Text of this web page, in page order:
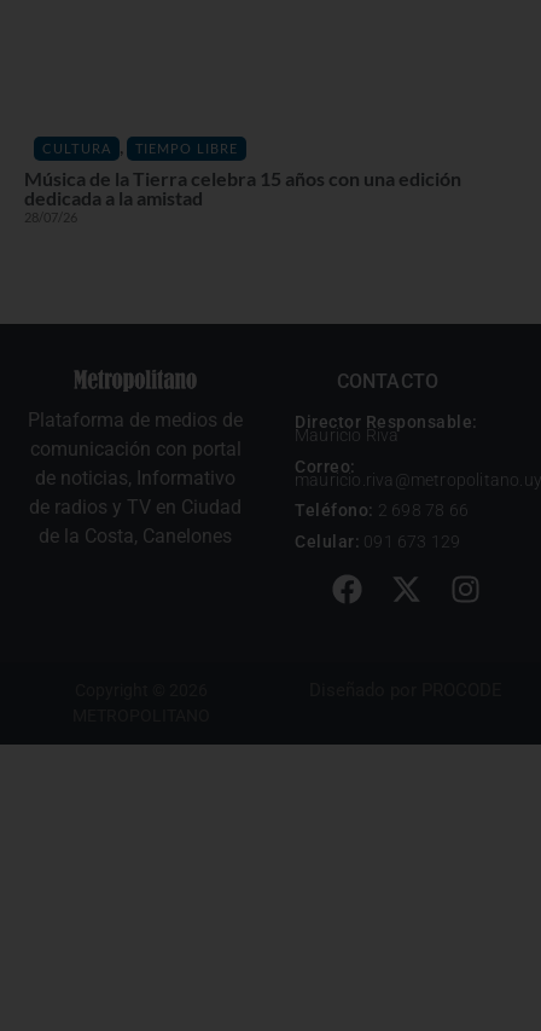
CULTURA , TIEMPO LIBRE
Música de la Tierra celebra 15 años con una edición
dedicada a la amistad
28/07/26
Plataforma de medios de
comunicación con portal
de noticias, Informativo
de radios y TV en Ciudad
de la Costa, Canelones
CONTACTO
Director Responsable:
Mauricio Riva
Correo:
mauricio.riva@metropolitano.uy
Teléfono: 2 698 78 66
Celular: 091 673 129